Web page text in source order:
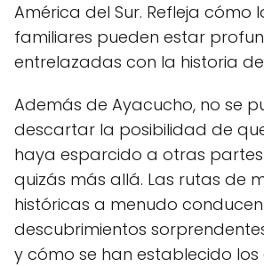
América del Sur. Refleja cómo
familiares pueden estar
entrelazadas con la historia
Además de Ayacucho, no se
descartar la posibilidad de
haya esparcido a otras
quizás más allá. Las rutas de
históricas a menudo
descubrimientos
y cómo se han establecido